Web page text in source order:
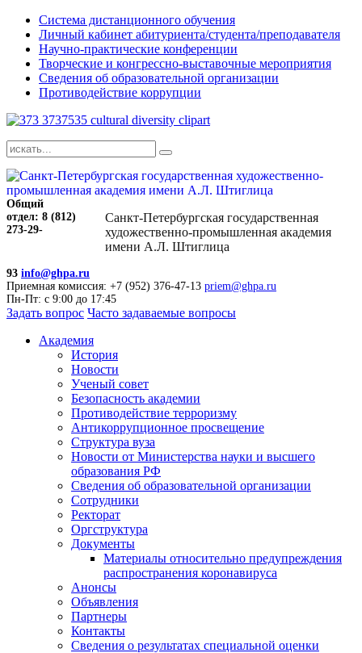
Система дистанционного обучения
Личный кабинет абитуриента/студента/преподавателя
Научно-практические конференции
Творческие и конгрессно-выставочные мероприятия
Сведения об образовательной организации
Противодействие коррупции
Санкт-Петербургская государственная
художественно-промышленная академия
имени А.Л. Штиглица
Общий
отдел: 8 (812)
273-29-
93 info@ghpa.ru
Приемная комиссия: +7 (952) 376-47-13 priem@ghpa.ru
Пн-Пт: с 9:00 до 17:45
Задать вопрос Часто задаваемые вопросы
Академия
История
Новости
Ученый совет
Безопасность академии
Противодействие терроризму
Антикоррупционное просвещение
Структура вуза
Новости от Министерства науки и высшего
образования РФ
Сведения об образовательной организации
Сотрудники
Ректорат
Оргструктура
Документы
Материалы относительно предупреждения
распространения коронавируса
Анонсы
Объявления
Партнеры
Контакты
Сведения о результатах специальной оценки